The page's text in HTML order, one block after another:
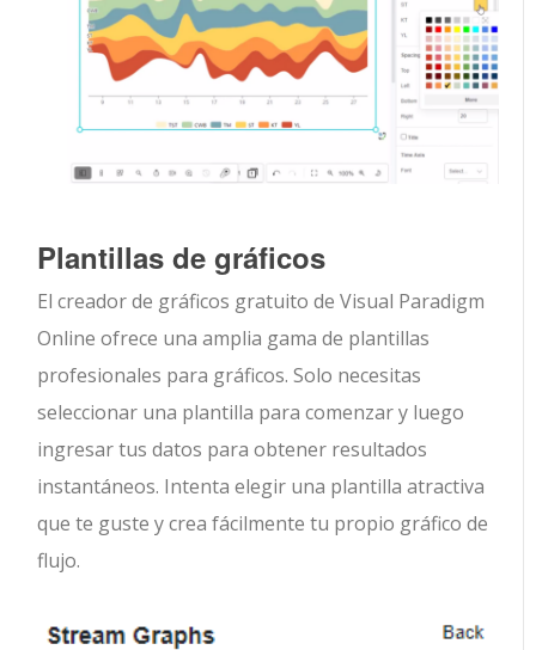
Plantillas de gráficos
El creador de gráficos gratuito de Visual Paradigm
Online ofrece una amplia gama de plantillas
profesionales para gráficos. Solo necesitas
seleccionar una plantilla para comenzar y luego
ingresar tus datos para obtener resultados
instantáneos. Intenta elegir una plantilla atractiva
que te guste y crea fácilmente tu propio gráfico de
flujo.